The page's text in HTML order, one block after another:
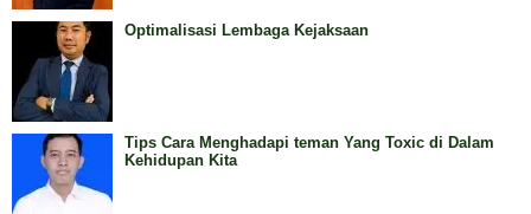
Optimalisasi Lembaga Kejaksaan
Tips Cara Menghadapi teman Yang Toxic di Dalam
Kehidupan Kita